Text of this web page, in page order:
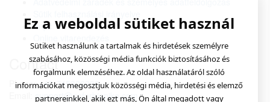
Anpc
Contact
Phone:+40-745326330
support@goforbigpike.com
Ez a weboldal sütiket használ
Sütiket használunk a tartalmak és hirdetések személyre
szabásához, közösségi média funkciók biztosításához és
forgalmunk elemzéséhez. Az oldal használatáról szóló
információkat megosztjuk közösségi média, hirdetési és elemző
partnereinkkel, akik ezt más, Ön által megadott vagy